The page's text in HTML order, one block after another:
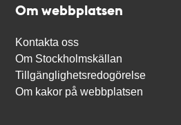
Om webbplatsen
Kontakta oss
Om Stockholmskällan
Tillgänglighetsredogörelse
Om kakor på webbplatsen